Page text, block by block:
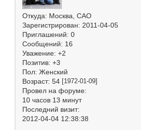
Откуда: Москва, САО
Зарегистрирован: 2011-04-05
Приглашений: 0
Сообщений: 16
Уважение: +2
Позитив: +3
Пол: Женский
Возраст: 54 [1972-01-09]
Провел на форуме:
10 часов 13 минут
Последний визит:
2012-04-04 12:38:38